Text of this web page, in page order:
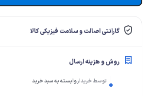
گارانتی اصالت و سلامت فیزیکی کالا
روش و هزینه ارسال
توسط خریداروابسته به سبد خرید